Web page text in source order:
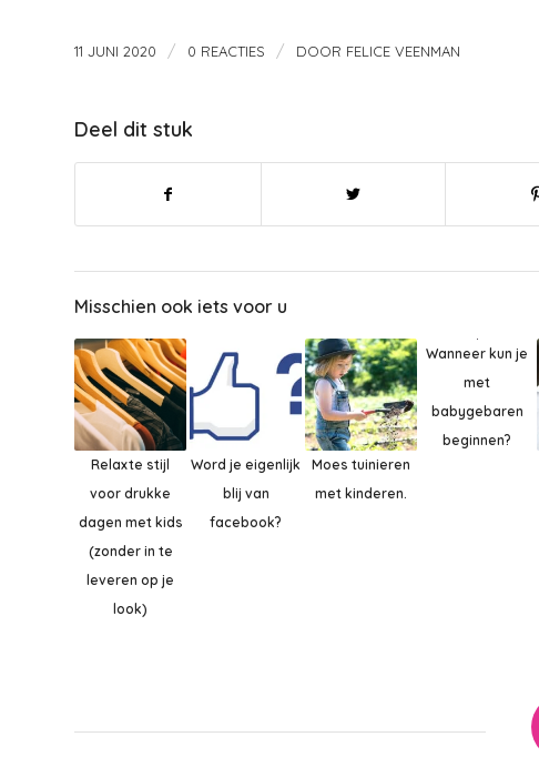
11 JUNI 2020 / 0 REACTIES / DOOR FELICE VEENMAN
Deel dit stuk
Misschien ook iets voor u
Relaxte stijl
voor drukke
dagen met kids
(zonder in te
leveren op je
look)
Word je eigenlijk
blij van
facebook?
Moes tuinieren
met kinderen.
Wanneer kun je
met
babygebaren
beginnen?